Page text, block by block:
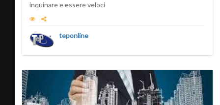
inquinare e essere veloci
teponline